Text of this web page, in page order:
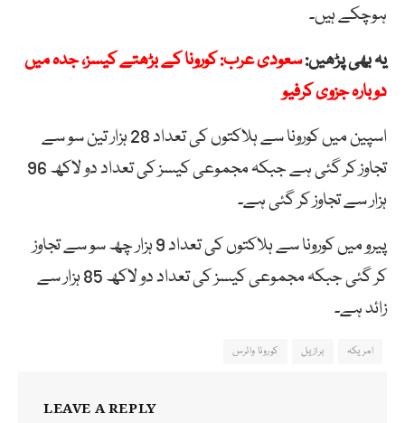
ہوچکے ہیں۔
یہ بھی پڑھیں:سعودی عرب: کورونا کے بڑھتے کیسز، جدہ میں
دوبارہ جزوی کرفیو
اسپین میں کورونا سے ہلاکتوں کی تعداد 28 ہزار تین سو سے
تجاوز کر گئی ہے جبکہ مجموعی کیسز کی تعداد دو لاکھ 96
ہزار سے تجاوز کر گئی ہے۔
پیرو میں کورونا سے ہلاکتوں کی تعداد 9 ہزار چھ سو سے تجاوز
کر گئی جبکہ مجموعی کیسز کی تعداد دو لاکھ 85 ہزار سے
زائد ہے۔
امریکہ برازیل کورونا وائرس
LEAVE A REPLY